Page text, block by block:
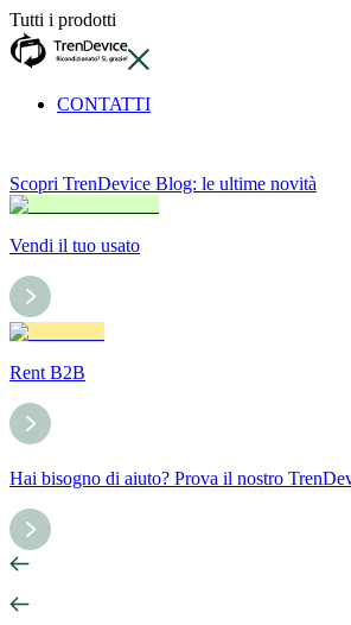
Tutti i prodotti
CONTATTI
Scopri TrenDevice Blog: le ultime novità
Vendi il tuo usato
Rent B2B
Hai bisogno di aiuto? Prova il nostro